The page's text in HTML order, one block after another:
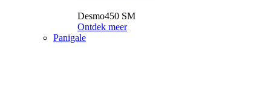
Desmo450 SM
Ontdek meer
Panigale